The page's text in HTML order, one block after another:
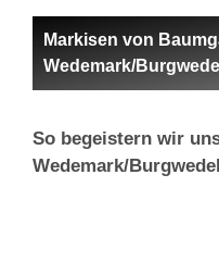
Markisen von
Wedemark/
So begeistern wir
Wedemark/